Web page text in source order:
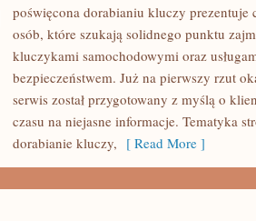
DORABIANIE
KLUCZYKÓW
poświęcona dorabianiu kluczy prezentuje
osób, które szukają solidnego punktu
kluczykami samochodowymi oraz
bezpieczeństwem. Już na pierwszy rzut
serwis został przygotowany z myślą o
czasu na niejasne informacje. Tematyka
dorabianie kluczy, [ Read More ]